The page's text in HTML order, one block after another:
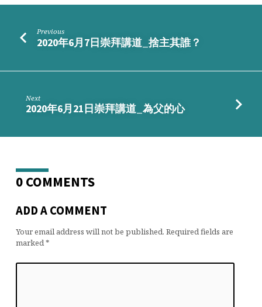
Previous
2020年6月7日崇拜講道_捨主其誰？
Next
2020年6月21日崇拜講道_為父的心
0 COMMENTS
ADD A COMMENT
Your email address will not be published. Required fields are
marked*